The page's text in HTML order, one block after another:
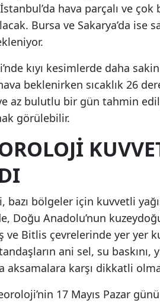
hava parçalı ve
Bursa ve Sakarya’da ise
kıyı kesimlerde daha
beklenirken sıcaklık 26
az bulutlu bir gün tahmin
görülebilir.
bölgeler için kuvvetli
Doğu Anadolu’nun
ve Bitlis çevrelerinde yer yer
ani sel, su baskını,
aksamalara karşı dikkatli
17 Mayıs Pazar